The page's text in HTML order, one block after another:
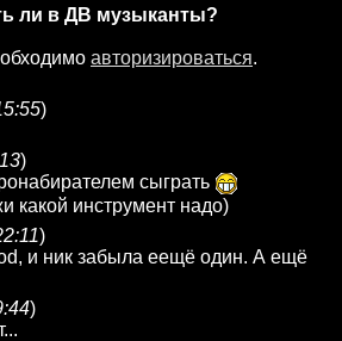
ли в ДВ музыканты?
авторизироваться.
)
)
сыграть
какой инструмент надо)
)
и ник забыла еещё один. А ещё
)